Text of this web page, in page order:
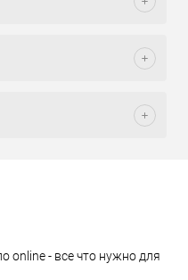
online - все что нужно для